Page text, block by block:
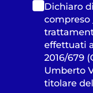
Dichiaro
compreso
effettuati
2016/679
Umberto
titolare